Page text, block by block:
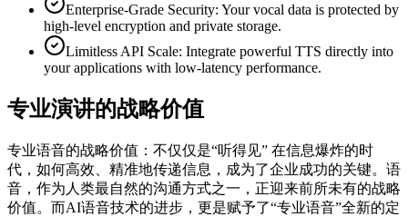
Enterprise-Grade Security: Your vocal data is protected by
high-level encryption and private storage.
Limitless API Scale: Integrate powerful TTS directly into
your applications with low-latency performance.
专业演讲的战略价值
专业语音的战略价值：不仅仅是“听得见” 在信息爆炸的时
代，如何高效、精准地传递信息，成为了企业成功的关键。语
音，作为人类最自然的沟通方式之一，正迎来前所未有的战略
价值。而AI语音技术的进步，更是赋予了“专业语音”全新的定